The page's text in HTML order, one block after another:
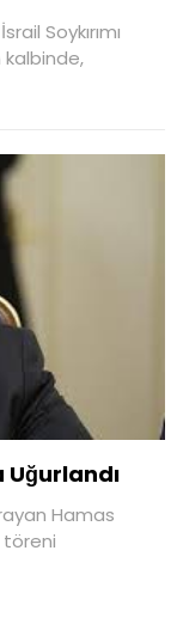
Soykırımı
kalbinde,
Hamas
töreni